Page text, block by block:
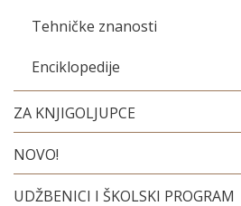
Tehničke znanosti
Enciklopedije
ZA KNJIGOLJUPCE
NOVO!
UDŽBENICI I ŠKOLSKI PROGRAM